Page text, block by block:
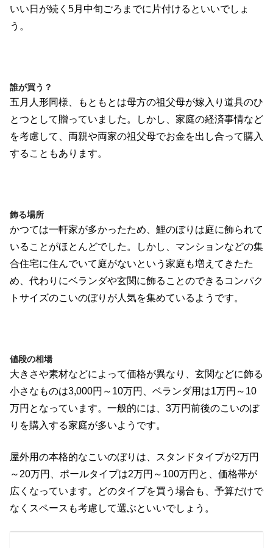
いい日が続く5月中旬ごろまでに片付けるといいでしょ
う。
誰が買う？
五月人形同様、もともとは母方の祖父母が嫁入り道具のひ
とつとして贈っていました。しかし、家庭の経済事情など
を考慮して、両親や両家の祖父母でお金を出し合って購入
することもあります。
飾る場所
かつては一軒家が多かったため、鯉のぼりは庭に飾られて
いることがほとんどでした。しかし、マンションなどの集
合住宅に住んでいて庭がないという家庭も増えてきたた
め、代わりにベランダや玄関に飾ることのできるコンパク
トサイズのこいのぼりが人気を集めているようです。
値段の相場
大きさや素材などによって価格が異なり、玄関などに飾る
小さなものは3,000円～10万円、ベランダ用は1万円～10
万円となっています。一般的には、3万円前後のこいのぼ
りを購入する家庭が多いようです。
屋外用の本格的なこいのぼりは、スタンドタイプが2万円
～20万円、ポールタイプは2万円～100万円と、価格帯が
広くなっています。どのタイプを買う場合も、予算だけで
なくスペースも考慮して選ぶといいでしょう。